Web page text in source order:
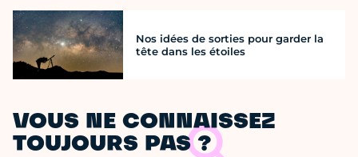
Nos idées de sorties pour garder la
tête dans les étoiles
VOUS NE CONNAISSEZ
TOUJOURS PAS ?